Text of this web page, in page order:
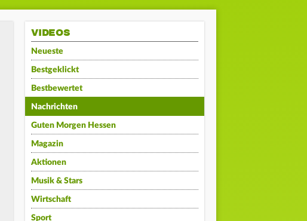
VIDEOS
Neueste
Bestgeklickt
Bestbewertet
Nachrichten
Guten Morgen Hessen
Magazin
Aktionen
Musik & Stars
Wirtschaft
Sport